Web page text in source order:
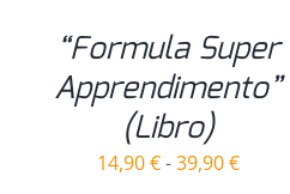
“Formula Super
Apprendimento”
(Libro)
14,90€ - 39,90€Fascia